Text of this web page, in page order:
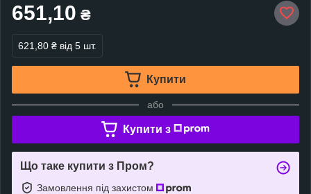
651,10 ₴
621,80 ₴ від 5 шт.
Купити
або
Купити з
Що таке купити з Пром?
Замовлення під захистом